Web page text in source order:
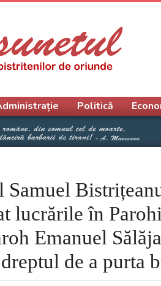
Samuel
lucrările în
Emanuel
de a purta
Politică